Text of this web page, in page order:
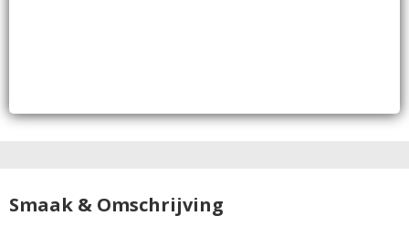
Smaak & Omschrijving